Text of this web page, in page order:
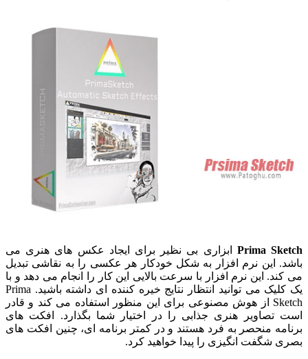
Prima Sketch ابزاری بی نظیر برای ایجاد عکس های هنری می
باشد. این نرم افزار به شکل خودکار هر عکسی را به نقاشی تبدیل
می کند. این نرم افزار با سرعت بالایی این کار را انجام می دهد و با
یک کلیک می توانید انتظار نتایج خیره کننده ای داشته باشید. Prima
Sketch از هوش مصنوعی برای این منظور استفاده می کند و قادر
است تصاویر هنری جذابی را در اختیار شما بگذارد. افکت های
برنامه منحصر به فرد هستند و در کمتر برنامه ای، چنین افکت های
بصری شگفت انگیزی را پیدا خواهید کرد.